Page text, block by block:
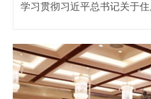
学习贯彻习近平总书记关于